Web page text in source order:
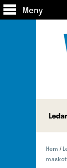
Meny
Hem /